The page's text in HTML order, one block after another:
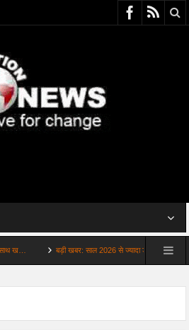
बड़ी खबर: साल 2026 से ज्यादा डरावना है साल 2027